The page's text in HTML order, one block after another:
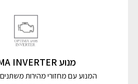
מנוע OPTIMA INVERTER
המנוע עם מחזורי מהירות